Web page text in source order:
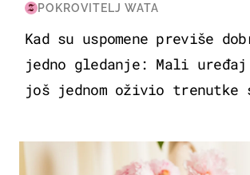
POKROVITELJ WATA
Kad su uspomene previše
jedno gledanje: Mali
još jednom oživio
MODA & LJEPOTA